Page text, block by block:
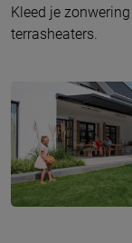
Kleed je
terrasheaters.